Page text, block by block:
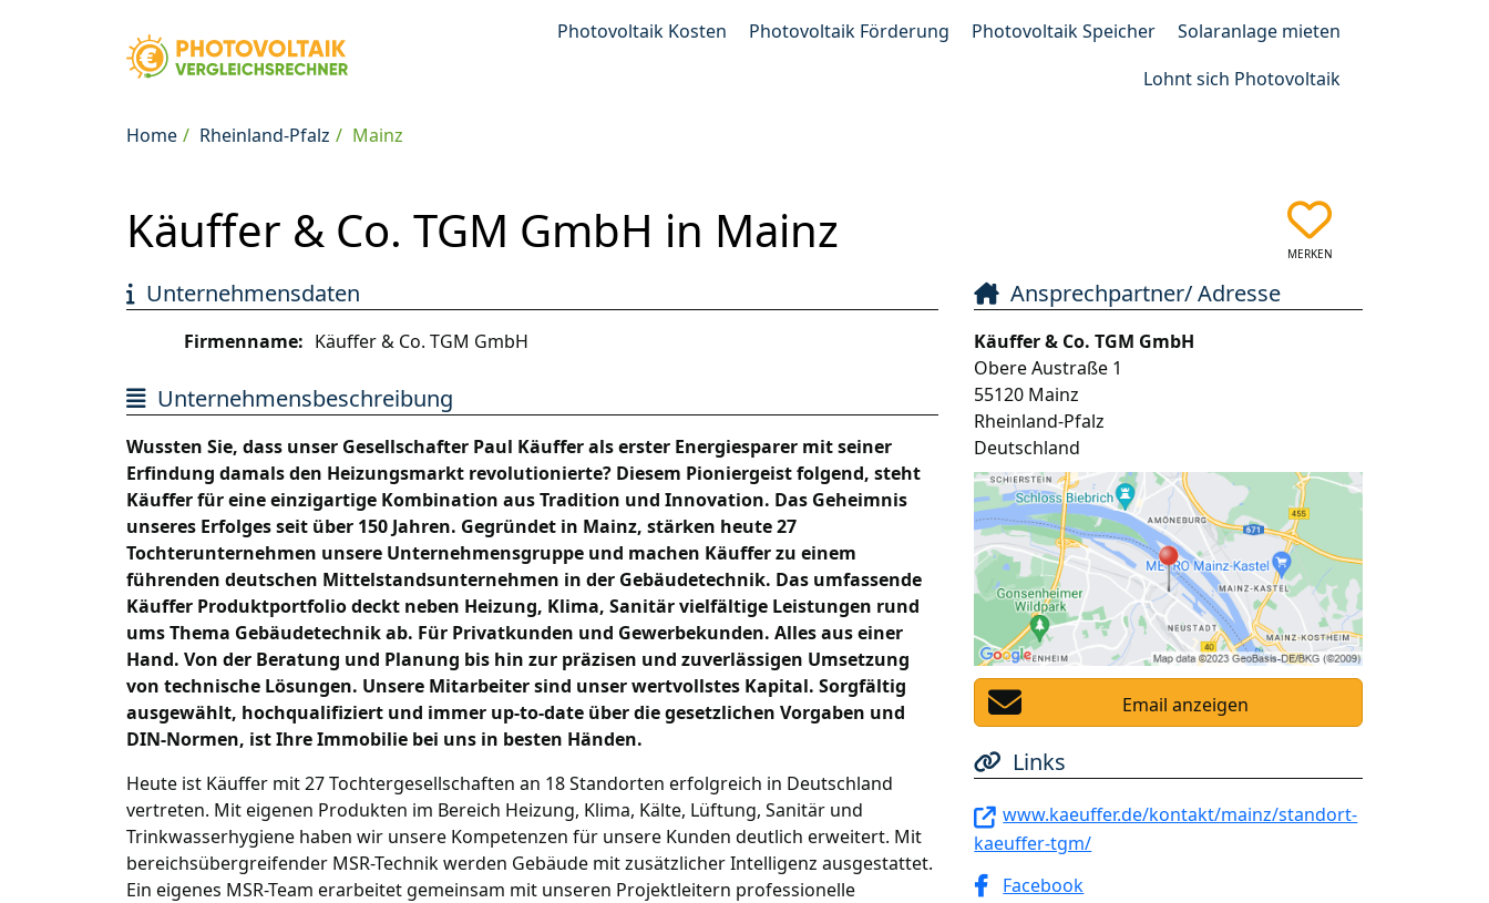
Photovoltaik Kosten Photovoltaik Förderung Photovoltaik Speicher
Solaranlage mieten
Lohnt sich Photovoltaik
Home Rheinland-Pfalz Mainz
Käuffer & Co. TGM GmbH in Mainz MERKEN
Unternehmensdaten
Firmenname: Käuffer & Co. TGM GmbH
Unternehmensbeschreibung
Wussten Sie, dass unser Gesellschafter Paul Käuffer als erster Energiesparer mit seiner
Erfindung damals den Heizungsmarkt revolutionierte? Diesem Pioniergeist folgend, steht
Käuffer für eine einzigartige Kombination aus Tradition und Innovation. Das Geheimnis
unseres Erfolges seit über 150 Jahren. Gegründet in Mainz, stärken heute 27
Tochterunternehmen unsere Unternehmensgruppe und machen Käuffer zu einem
führenden deutschen Mittelstandsunternehmen in der Gebäudetechnik. Das umfassende
Käuffer Produktportfolio deckt neben Heizung, Klima, Sanitär vielfältige Leistungen rund
ums Thema Gebäudetechnik ab. Für Privatkunden und Gewerbekunden. Alles aus einer
Hand. Von der Beratung und Planung bis hin zur präzisen und zuverlässigen Umsetzung
von technische Lösungen. Unsere Mitarbeiter sind unser wertvollstes Kapital. Sorgfältig
ausgewählt, hochqualifiziert und immer up-to-date über die gesetzlichen Vorgaben und
DIN-Normen, ist Ihre Immobilie bei uns in besten Händen.
Heute ist Käuffer mit 27 Tochtergesellschaften an 18 Standorten erfolgreich in Deutschland
vertreten. Mit eigenen Produkten im Bereich Heizung, Klima, Kälte, Lüftung, Sanitär und
Trinkwasserhygiene haben wir unsere Kompetenzen für unsere Kunden deutlich erweitert. Mit
bereichsübergreifender MSR-Technik werden Gebäude mit zusätzlicher Intelligenz ausgestattet.
Ein eigenes MSR-Team erarbeitet gemeinsam mit unseren Projektleitern professionelle
Ansprechpartner/ Adresse
Käuffer & Co. TGM GmbH
Obere Austraße 1
55120 Mainz
Rheinland-Pfalz
Deutschland
Email anzeigen
Links
www.kaeuffer.de/kontakt/mainz/standort-
kaeuffer-tgm/
Facebook